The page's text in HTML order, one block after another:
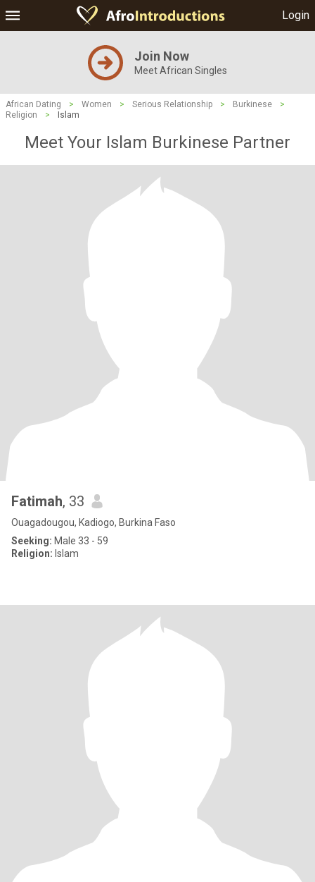
Login
Join Now
Meet African Singles
African Dating > Women > Serious Relationship > Burkinese
>
Religion
> Islam
Meet Your Islam Burkinese Partner
Fatimah, 33
Ouagadougou, Kadiogo, Burkina Faso
Seeking: Male 33 - 59
Religion: Islam